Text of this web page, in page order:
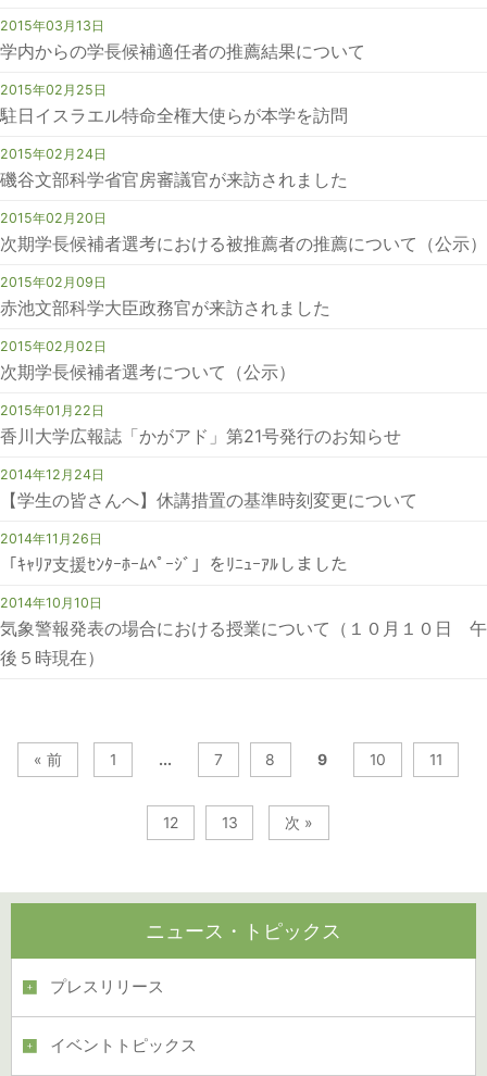
2015年03月13日
学内からの学長候補適任者の推薦結果について
2015年02月25日
駐日イスラエル特命全権大使らが本学を訪問
2015年02月24日
磯谷文部科学省官房審議官が来訪されました
2015年02月20日
次期学長候補者選考における被推薦者の推薦について（公示）
2015年02月09日
赤池文部科学大臣政務官が来訪されました
2015年02月02日
次期学長候補者選考について（公示）
2015年01月22日
香川大学広報誌「かがアド」第21号発行のお知らせ
2014年12月24日
【学生の皆さんへ】休講措置の基準時刻変更について
2014年11月26日
「ｷｬﾘｱ支援ｾﾝﾀｰﾎｰﾑﾍﾟｰｼﾞ」をﾘﾆｭｰｱﾙしました
2014年10月10日
気象警報発表の場合における授業について（１０月１０日 午
後５時現在）
« 前 1 ... 7 8 9 10 11
12 13 次 »
ニュース・トピックス
プレスリリース
イベントトピックス